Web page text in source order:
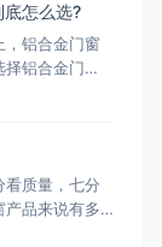
。 第二点：
工艺。生产工
怎么选?
，铝合金门窗
择铝合金门
开启形式、
。 市面上的
制作而成的木
似下文
看质量，七分
产品来说有多
一下铝合金